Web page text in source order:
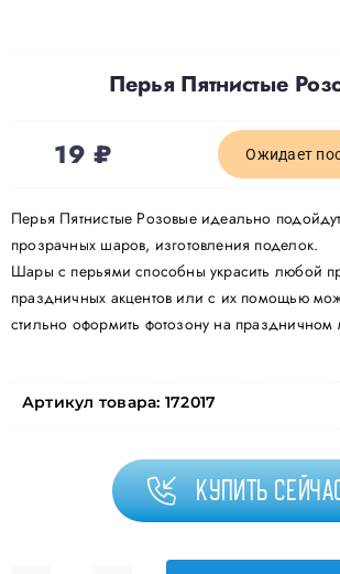
Перья Пятнистые
19₽ Ожидает
Перья Пятнистые Розовые идеально
прозрачных шаров, изготовления поделок.
Шары с перьями способны украсить любой
праздничных акцентов или с их помощью
стильно оформить фотозону на праздничном
Артикул товара: 172017
Купить